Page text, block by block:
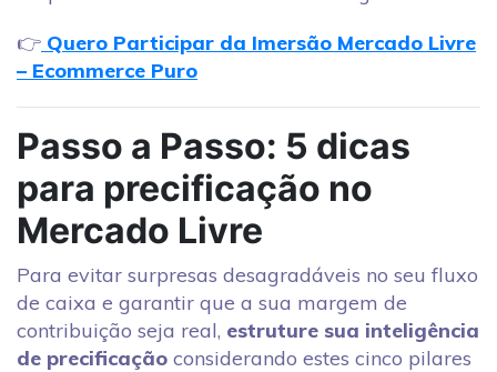
👉 Quero Participar da Imersão Mercado Livre
– Ecommerce Puro
Passo a Passo: 5 dicas
para precificação no
Mercado Livre
Para evitar surpresas desagradáveis no seu fluxo
de caixa e garantir que a sua margem de
contribuição seja real, estruture sua inteligência
de precificação considerando estes cinco pilares